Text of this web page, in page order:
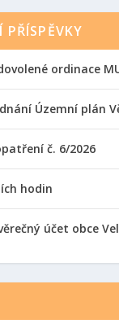
PŘÍSPĚVKY
ordinace
Územní plán
č. 6/2026
hodin
účet obce